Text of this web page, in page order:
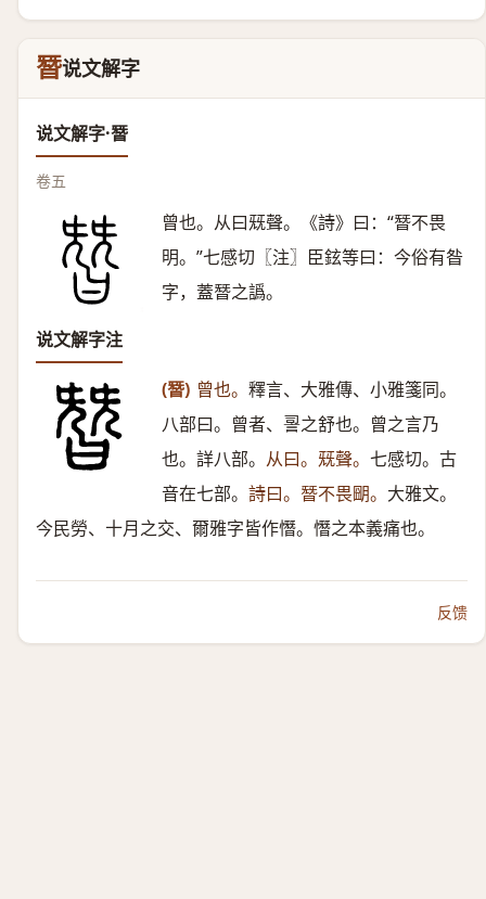
朁说文解字
说文解字·朁
卷五
曾也。从曰兓聲。《詩》曰：“朁不畏
明。”七感切〖注〗臣鉉等曰：今俗有昝
字，蓋朁之譌。
说文解字注
(朁) 曾也。 釋言、大雅傳、小雅箋同。
八部曰。曾者、䛐之舒也。曾之言乃
也。詳八部。 从曰。兓聲。 七感切。古
音在七部。 詩曰。朁不畏朙。 大雅文。
今民勞、十月之交、爾雅字皆作憯。憯之本義痛也。
反馈